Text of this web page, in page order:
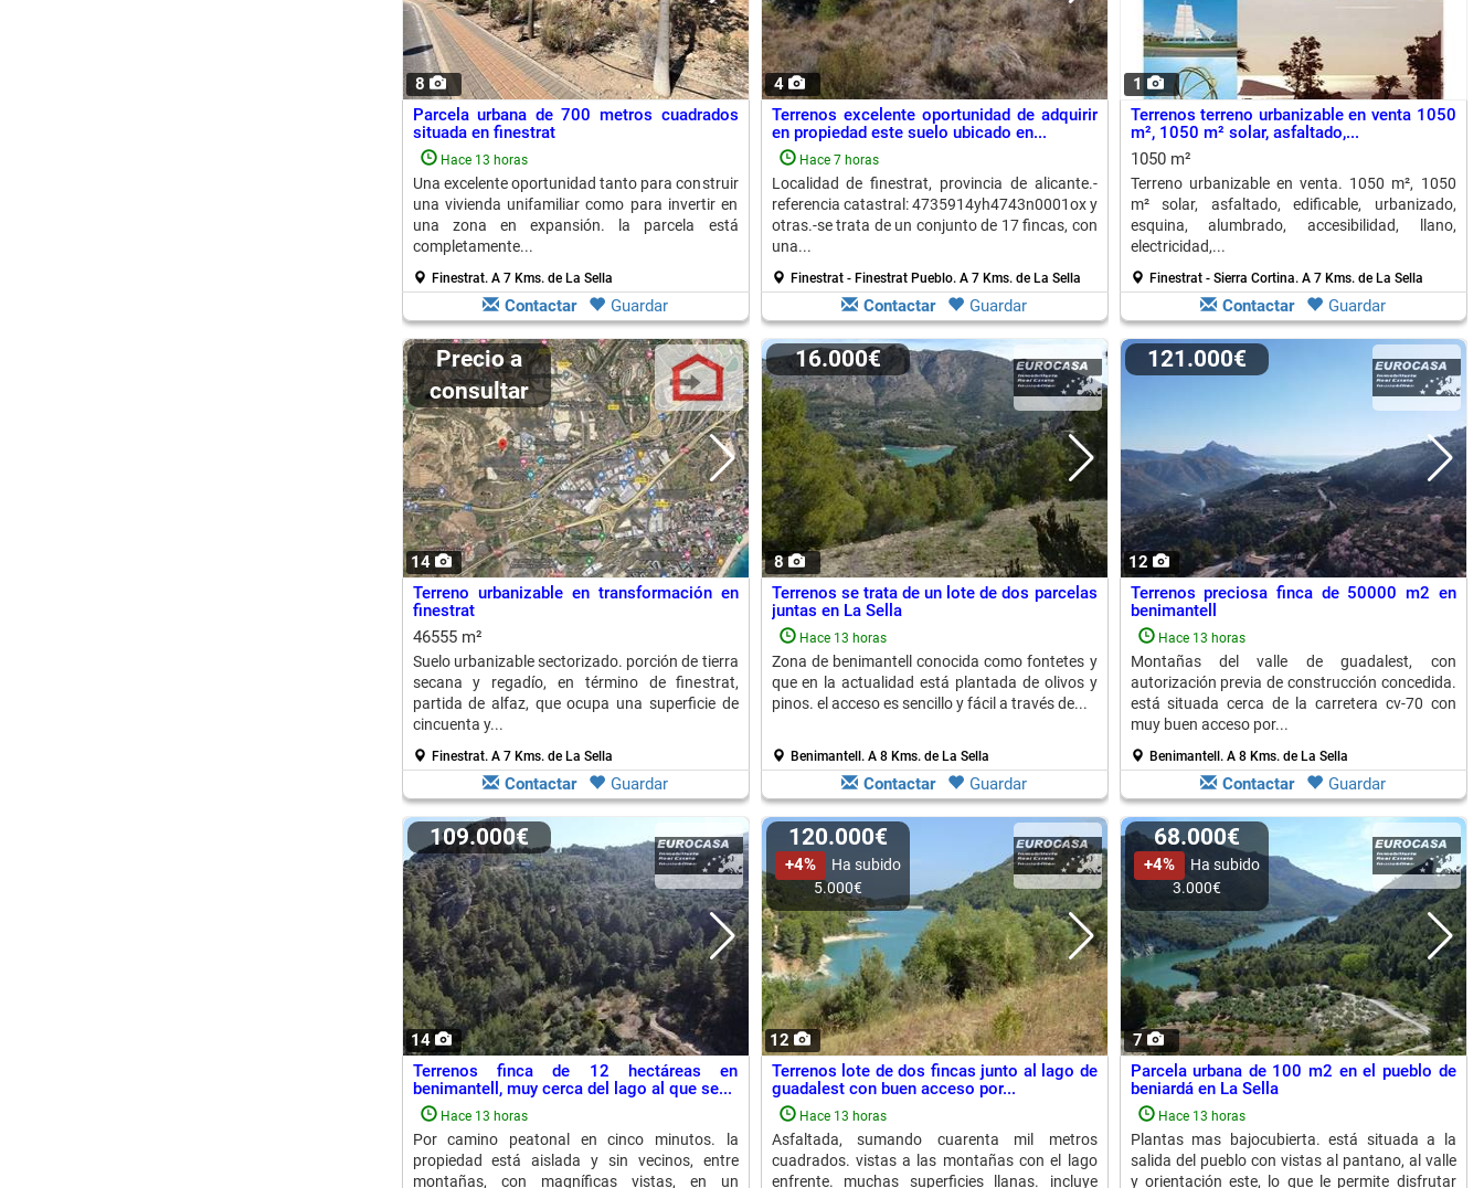
8
Parcela urbana de 700 metros cuadrados
situada en finestrat
Hace 13 horas
Una excelente oportunidad tanto para construir
una vivienda unifamiliar como para invertir en
una zona en expansión. la parcela está
completamente...
Finestrat. A 7 Kms. de La Sella
Contactar Guardar
4
Terrenos excelente oportunidad de adquirir
en propiedad este suelo ubicado en...
Hace 7 horas
Localidad de finestrat, provincia de alicante.-
referencia catastral: 4735914yh4743n0001ox y
otras.-se trata de un conjunto de 17 fincas, con
una...
Finestrat - Finestrat Pueblo. A 7 Kms. de La Sella
Contactar Guardar
1
Terrenos terreno urbanizable en venta 1050
m², 1050 m² solar, asfaltado,...
1050 m²
Terreno urbanizable en venta. 1050 m², 1050
m² solar, asfaltado, edificable, urbanizado,
esquina, alumbrado, accesibilidad, llano,
electricidad,...
Finestrat - Sierra Cortina. A 7 Kms. de La Sella
Contactar Guardar
14
Precio a
consultar
Terreno urbanizable en transformación en
finestrat
46555 m²
Suelo urbanizable sectorizado. porción de tierra
secana y regadío, en término de finestrat,
partida de alfaz, que ocupa una superficie de
cincuenta y...
Finestrat. A 7 Kms. de La Sella
Contactar Guardar
8
16.000€
Terrenos se trata de un lote de dos parcelas
juntas en La Sella
Hace 13 horas
Zona de benimantell conocida como fontetes y
que en la actualidad está plantada de olivos y
pinos. el acceso es sencillo y fácil a través de...
Benimantell. A 8 Kms. de La Sella
Contactar Guardar
12
121.000€
Terrenos preciosa finca de 50000 m2 en
benimantell
Hace 13 horas
Montañas del valle de guadalest, con
autorización previa de construcción concedida.
está situada cerca de la carretera cv-70 con
muy buen acceso por...
Benimantell. A 8 Kms. de La Sella
Contactar Guardar
14
109.000€
Terrenos finca de 12 hectáreas en
benimantell, muy cerca del lago al que se...
Hace 13 horas
Por camino peatonal en cinco minutos. la
propiedad está aislada y sin vecinos, entre
montañas, con magníficas vistas, en un
12
120.000€
+4%
Ha subido
5.000€
Terrenos lote de dos fincas junto al lago de
guadalest con buen acceso por...
Hace 13 horas
Asfaltada, sumando cuarenta mil metros
cuadrados. vistas a las montañas con el lago
enfrente. muchas superficies llanas. incluye
7
68.000€
+4%
Ha subido
3.000€
Parcela urbana de 100 m2 en el pueblo de
beniardá en La Sella
Hace 13 horas
Plantas mas bajocubierta. está situada a la
salida del pueblo con vistas al pantano, al valle
y orientación este, lo que le permite disfrutar